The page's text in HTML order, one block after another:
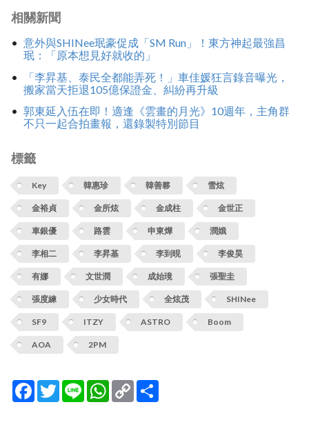
相關新聞
意外與SHINee珉豪促成「SM Run」！東方神起最強昌
珉：「原本想見好就收的」
「李昇基、泰民全都能弄死！」車佳媛狂言錄音曝光，
搬家當天拒退105億保證金、糾紛再升級
郭東延入伍在即！適逢《雲畫的月光》10週年，主角群
不只一起合拍畫報，還錄製特別節目
標籤
Key 韓惠珍 韓善夥 雪炫
金裕貞 金所炫 金成柱 金世正
車銀優 路雲 申東燁 潤娥
李相二 李昇基 李到晛 李俊昊
有娜 文世潤 成始璄 張聖圭
張度練 少女時代 全炫茂 SHINee
SF9 ITZY ASTRO Boom
AOA 2PM
Facebook
TwitterLine WhatsApp
Copy
Link